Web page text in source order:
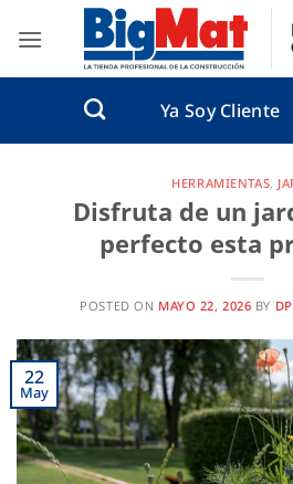
contenido
Ya Soy Cliente
HERRAMIENTAS,
Disfruta de un
perfecto esta
POSTED ON MAYO 22, 2026 BY
22
May